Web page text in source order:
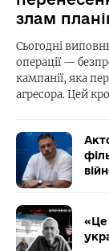
злам
Сьогодні
операції —
кампанії, яка
агресора. Цей
«Це